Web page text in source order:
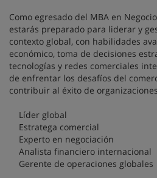
Como egresado del MBA en
estarás preparado para liderar y
contexto global, con habilidades
económico, toma de decisiones
tecnologías y redes comerciales
de enfrentar los desafíos del
contribuir al éxito de
Líder global
Estratega comercial
Experto en negociación
Analista financiero internacional
Gerente de operaciones globales